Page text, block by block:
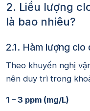
2. Liều lượng
là bao nhiêu?
2.1. Hàm lượng clo
Theo khuyến nghị
nên duy trì trong
1 – 3 ppm (mg/L)